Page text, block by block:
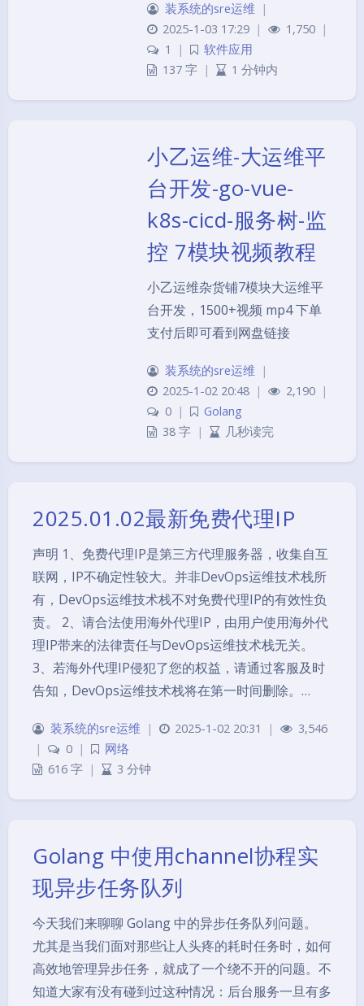
装系统的sre运维
|
2025-1-03 17:29 | 1,750 |
1
|
软件应用
137 字 | 1 分钟内
小乙运维-大运维平
台开发-go-vue-
k8s-cicd-服务树-监
控 7模块视频教程
小乙运维杂货铺7模块大运维平
台开发，1500+视频 mp4 下单
支付后即可看到网盘链接
装系统的sre运维
|
2025-1-02 20:48 | 2,190 |
0 |
Golang
38 字 | 几秒读完
2025.01.02最新免费代理IP
声明 1、免费代理IP是第三方代理服务器，收集自互
联网，IP不确定性较大。并非DevOps运维技术栈所
有，DevOps运维技术栈不对免费代理IP的有效性负
责。 2、请合法使用海外代理IP，由用户使用海外代
理IP带来的法律责任与DevOps运维技术栈无关。
3、若海外代理IP侵犯了您的权益，请通过客服及时
告知，DevOps运维技术栈将在第一时间删除。…
装系统的sre运维 | 2025-1-02 20:31 |
3,546
|
0 |
网络
616 字 | 3 分钟
Golang 中使用channel协程实
现异步任务队列
今天我们来聊聊 Golang 中的异步任务队列问题。
尤其是当我们面对那些让人头疼的耗时任务时，如何
高效地管理异步任务，就成了一个绕不开的问题。不
知道大家有没有碰到过这种情况：后台服务一旦有多